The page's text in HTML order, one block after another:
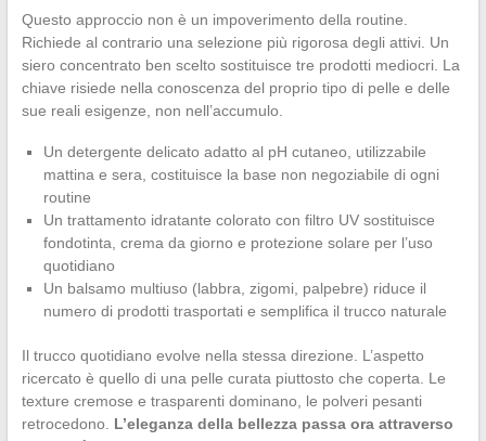
Questo approccio non è un impoverimento della routine.
Richiede al contrario una selezione più rigorosa degli attivi. Un
siero concentrato ben scelto sostituisce tre prodotti mediocri. La
chiave risiede nella conoscenza del proprio tipo di pelle e delle
sue reali esigenze, non nell’accumulo.
Un detergente delicato adatto al pH cutaneo, utilizzabile
mattina e sera, costituisce la base non negoziabile di ogni
routine
Un trattamento idratante colorato con filtro UV sostituisce
fondotinta, crema da giorno e protezione solare per l’uso
quotidiano
Un balsamo multiuso (labbra, zigomi, palpebre) riduce il
numero di prodotti trasportati e semplifica il trucco naturale
Il trucco quotidiano evolve nella stessa direzione. L’aspetto
ricercato è quello di una pelle curata piuttosto che coperta. Le
texture cremose e trasparenti dominano, le polveri pesanti
retrocedono. L’eleganza della bellezza passa ora attraverso